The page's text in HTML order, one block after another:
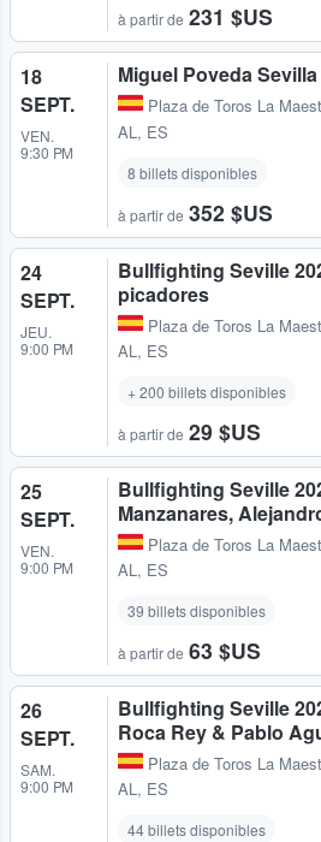
à partir de 231 $US
18
SEPT.
VEN.
9:30 PM
Miguel Poveda Sevilla
Plaza de Toros La
AL, ES
8 billets disponibles
à partir de 352 $US
24
SEPT.
JEU.
9:00 PM
Bullfighting Seville
picadores
Plaza de Toros La
AL, ES
+ 200 billets disponibles
à partir de 29 $US
25
SEPT.
VEN.
9:00 PM
Bullfighting Seville
Manzanares,
Plaza de Toros La
AL, ES
39 billets disponibles
à partir de 63 $US
26
SEPT.
SAM.
9:00 PM
Bullfighting Seville
Roca Rey & Pablo
Plaza de Toros La
AL, ES
44 billets disponibles